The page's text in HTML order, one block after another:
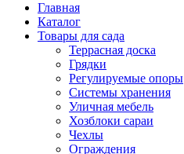
Главная
Каталог
Товары для сада
Террасная доска
Грядки
Регулируемые опоры
Системы хранения
Уличная мебель
Хозблоки сараи
Чехлы
Ограждения